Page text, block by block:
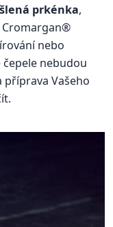
prkénka,
Cromargan®
nebo
nebudou
Vašeho